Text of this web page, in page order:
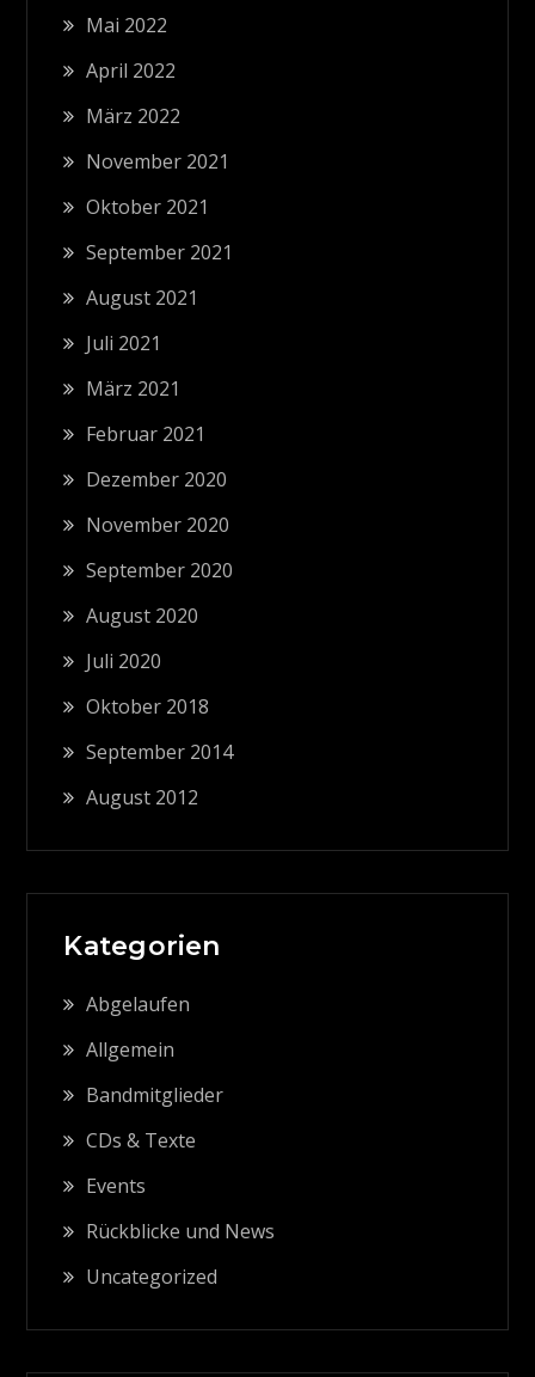
Mai 2022
April 2022
März 2022
November 2021
Oktober 2021
September 2021
August 2021
Juli 2021
März 2021
Februar 2021
Dezember 2020
November 2020
September 2020
August 2020
Juli 2020
Oktober 2018
September 2014
August 2012
Kategorien
Abgelaufen
Allgemein
Bandmitglieder
CDs & Texte
Events
Rückblicke und News
Uncategorized